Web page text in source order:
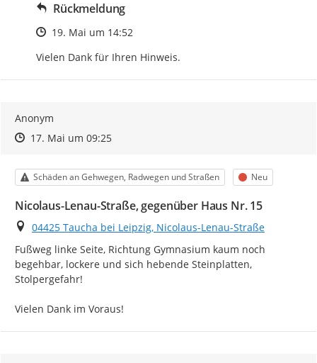
Rückmeldung
Zeitpunkt des Erstellens
19. Mai um 14:52
Vielen Dank für Ihren Hinweis.
Anonym
Zeitpunkt des Erstellens
Zeitpunkt des Erstellens
17. Mai um 09:25Zur Äußerung
Kategorie
Schäden an Gehwegen, Radwegen und Straßen Status
Neu
Nicolaus-Lenau-Straße, gegenüber Haus Nr. 15
Ort
04425 Taucha bei Leipzig, Nicolaus-Lenau-Straße
Fußweg linke Seite, Richtung Gymnasium kaum noch
begehbar, lockere und sich hebende Steinplatten,
Stolpergefahr!
Vielen Dank im Voraus!